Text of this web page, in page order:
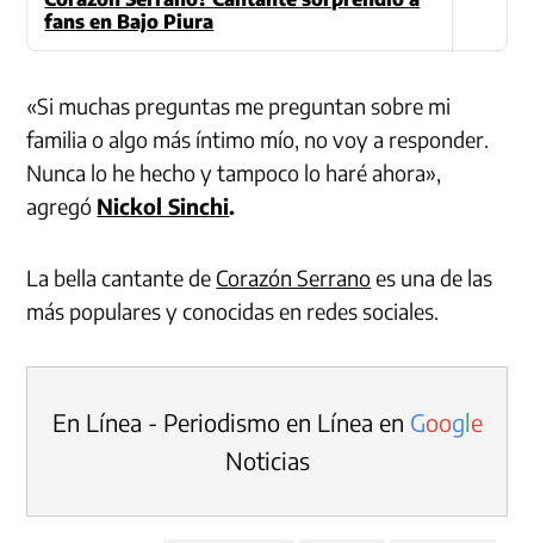
fans en Bajo Piura
«Si muchas preguntas me preguntan sobre mi
familia o algo más íntimo mío, no voy a responder.
Nunca lo he hecho y tampoco lo haré ahora»,
agregó Nickol Sinchi.
La bella cantante de Corazón Serranoes una de las
más populares y conocidas en redes sociales.
En Línea - Periodismo en Línea en Google
Noticias